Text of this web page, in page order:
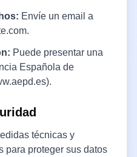
Envíe un email a
.
Puede presentar una
Española de
técnicas y
para proteger sus datos